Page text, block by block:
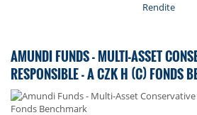
Rendite
AMUNDI FUNDS - MULTI-ASSET
RESPONSIBLE - A CZK H (C) FONDS